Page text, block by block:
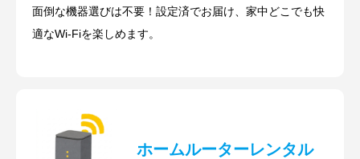
面倒な機器選びは不要！設定済でお届け、家中どこでも快
適なWi-Fiを楽しめます。
ホームルーターレンタル